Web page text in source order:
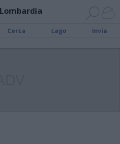
Lombardia
Cerca Lago Invia